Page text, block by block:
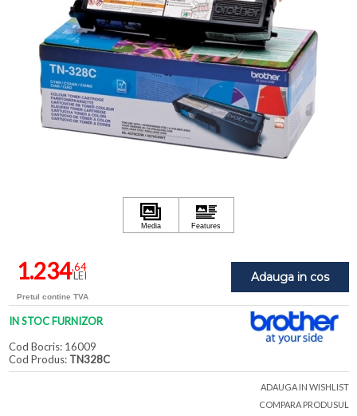
Adauga in cos
1.234,64
LEI
Pretul contine TVA
IN STOC FURNIZOR
Cod Bocris: 16009
Cod Produs: TN328C
ADAUGA IN WISHLIST
COMPARA PRODUSUL